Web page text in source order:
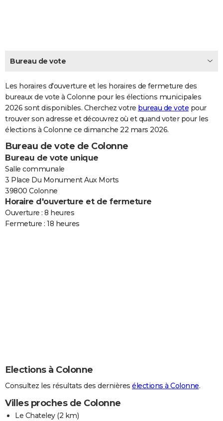
Carte de Noël
Carte Bonne année
Carte Saint-Valentin
Carte Pâques
Carte d'anniversaire
DICTIONNAIRE
Dictionnaire
Biographies
Citations
Expressions
Proverbes
PROGRAMME TV
COPAINS D'AVANT
S'inscrire
Se connecter
Lycées
Collèges
Primaires
Universités
Entreprises
Service militaire
Avis de recherche
AVIS DE DÉCÈS
FORUM
Bricolage
Lifestyle
Culture
Sport
Auto
Television
Voyage
Cinema
Bureau de vote
Les horaires d'ouverture et les horaires de fermeture des
bureaux de vote à Colonne pour les élections municipales
2026 sont disponibles. Cherchez votre bureau de vote pour
trouver son adresse et découvrez où et quand voter pour les
élections à Colonne ce dimanche 22 mars 2026.
Bureau de vote de Colonne
Bureau de vote unique
Salle communale
3 Place Du Monument Aux Morts
39800 Colonne
Horaire d'ouverture et de fermeture
Ouverture : 8 heures
Fermeture : 18 heures
Elections à Colonne
Consultez les résultats des dernières élections à Colonne.
Villes proches de Colonne
Le Chateley(2 km)